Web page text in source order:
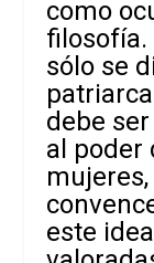
como
filosofía.
sólo se
debe
al poder
este